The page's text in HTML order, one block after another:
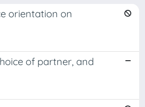
orientation on
of partner, and